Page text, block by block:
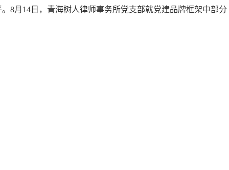
8月14日，青海树人律师事务所党支部就党建品牌框架中部分